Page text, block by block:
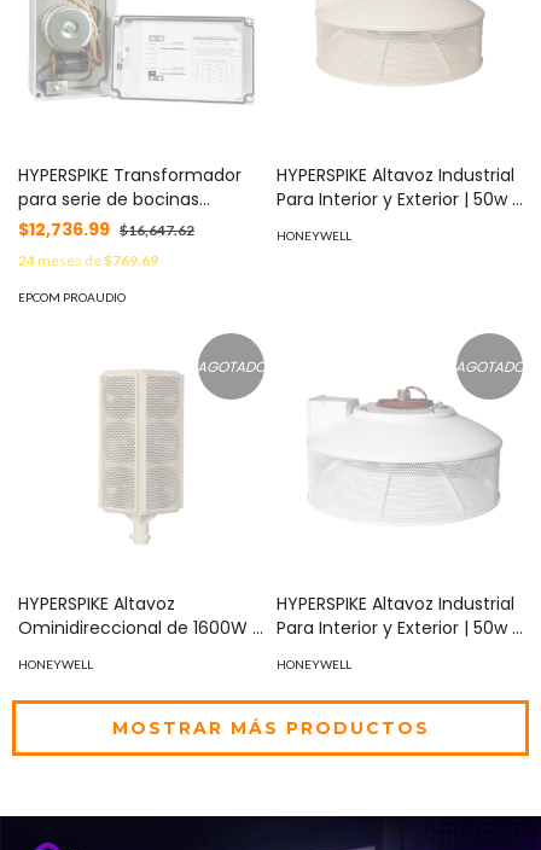
HYPERSPIKE Transformador
para serie de bocinas
LineWave 70 - 100 VDC MOD:
72575B-801-L
$12,736.99 $16,647.62
24meses de$769.69
EPCOM PROAUDIO
HYPERSPIKE Altavoz Industrial
Para Interior y Exterior | 50w /
801-06-N
HONEYWELL
AGOTADO
HYPERSPIKE Altavoz
Ominidireccional de 1600W |
90105A-801-02-L
HONEYWELL
AGOTADO
HYPERSPIKE Altavoz Industrial
Para Interior y Exterior | 50w /
Incendio MOD: 90185A-801-
06-F
HONEYWELL
MOSTRAR MÁS PRODUCTOS